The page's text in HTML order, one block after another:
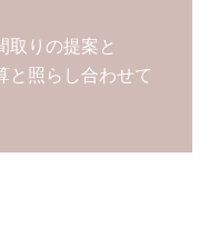
取りの提案と
と照らし合わせて